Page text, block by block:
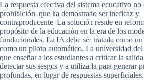
La respuesta efectiva del sistema educativo no
prohibición, que ha demostrado ser ineficaz y
contraproducente. La solución reside en
propósito de la educación en la era de los
fundacionales. La IA debe ser tratada como
como un piloto automático. La universidad del
que enseñar a los estudiantes a criticar la
detectar sus sesgos y a utilizarla para generar
profundas, en lugar de respuestas superficiales.